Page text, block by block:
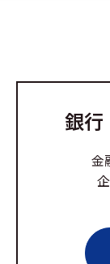
銀行
金